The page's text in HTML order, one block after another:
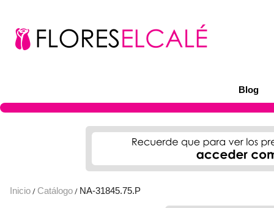
Blog
Inicio / Catálogo / NA-31845.75.P